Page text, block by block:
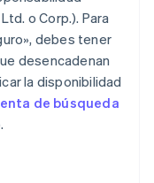
o Corp.). Para
debes tener
desencadenan
la disponibilidad
de búsqueda